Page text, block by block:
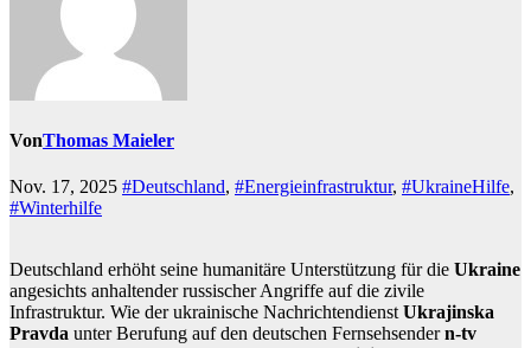
VonThomas Maieler
Nov. 17, 2025 #Deutschland, #Energieinfrastruktur, #UkraineHilfe,
#Winterhilfe
Deutschland erhöht seine humanitäre Unterstützung für die Ukraine
angesichts anhaltender russischer Angriffe auf die zivile
Infrastruktur. Wie der ukrainische NachrichtendienstUkrajinska
Pravda unter Berufung auf den deutschen Fernsehsendern-tv